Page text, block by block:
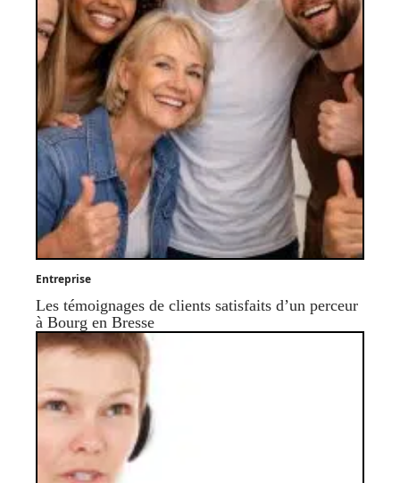
Entreprise
Les témoignages de clients satisfaits d’un perceur
à Bourg en Bresse